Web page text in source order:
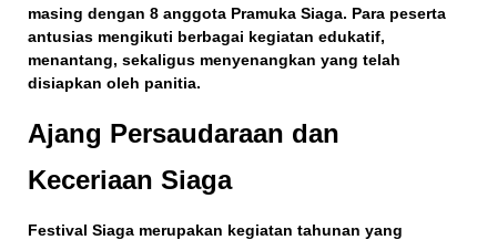
masing dengan 8 anggota Pramuka Siaga. Para peserta
antusias mengikuti berbagai kegiatan edukatif,
menantang, sekaligus menyenangkan yang telah
disiapkan oleh panitia.
Ajang Persaudaraan dan
Keceriaan Siaga
Festival Siaga merupakan kegiatan tahunan yang